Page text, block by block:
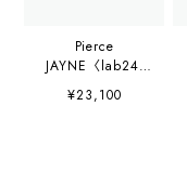
Pierce
JAYNE〈lab24-
p064〉
¥23,100